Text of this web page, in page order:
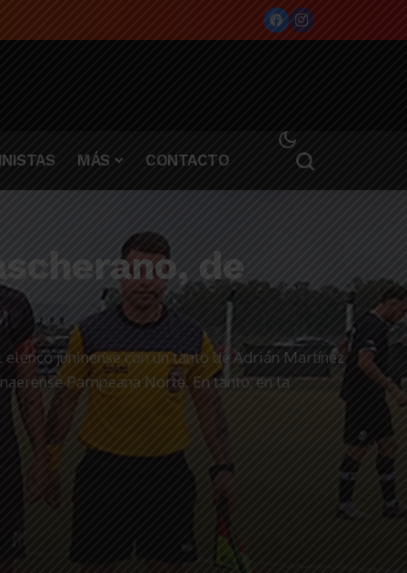
MÁS CONTACTO
de
juninense con un tanto de Adrián Martínez
Pampeana Norte. En tanto, en la